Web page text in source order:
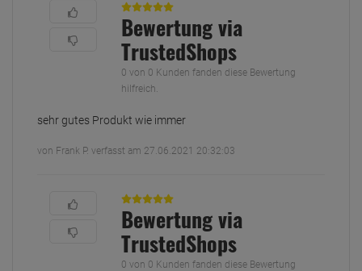
Bewertung via
TrustedShops
0 von 0 Kunden fanden diese Bewertung
hilfreich.
sehr gutes Produkt wie immer
von Frank P. verfasst am 27.06.2021 20:32:03
Bewertung via
TrustedShops
0 von 0 Kunden fanden diese Bewertung